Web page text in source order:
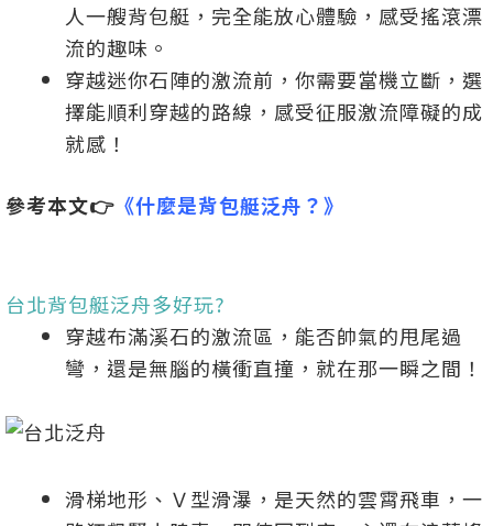
人一艘背包艇，完全能放心體驗，感受搖滾漂
流的趣味。
穿越迷你石陣的激流前，你需要當機立斷，選
擇能順利穿越的路線，感受征服激流障礙的成
就感！
參考本文👉 《什麼是背包艇泛舟？》
台北背包艇泛舟多好玩?
穿越布滿溪石的激流區，能否帥氣的甩尾過
彎，還是無腦的橫衝直撞，就在那一瞬之間！
滑梯地形、Ｖ型滑瀑，是天然的雲霄飛車，一